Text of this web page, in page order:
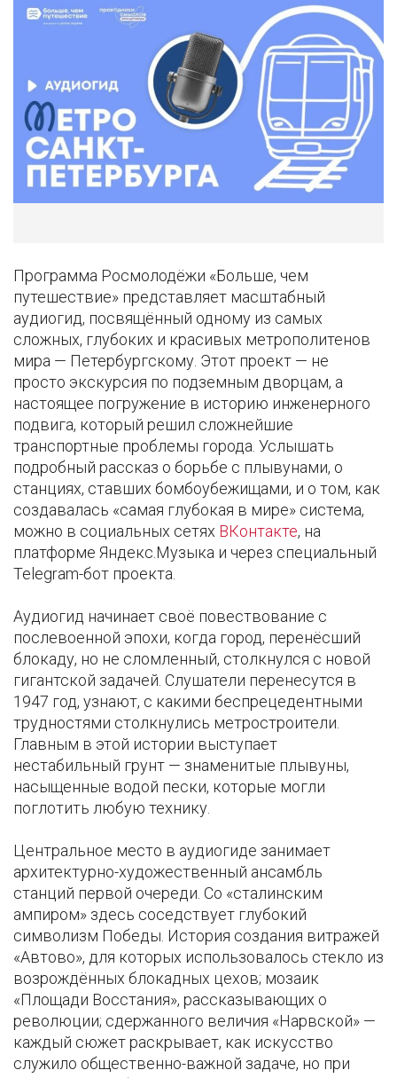
Программа Росмолодёжи «Больше, чем
путешествие» представляет масштабный
аудиогид, посвящённый одному из самых
сложных, глубоких и красивых метрополитенов
мира — Петербургскому. Этот проект — не
просто экскурсия по подземным дворцам, а
настоящее погружение в историю инженерного
подвига, который решил сложнейшие
транспортные проблемы города. Услышать
подробный рассказ о борьбе с плывунами, о
станциях, ставших бомбоубежищами, и о том, как
создавалась «самая глубокая в мире» система,
можно в социальных сетях ВКонтакте, на
платформе Яндекс.Музыка и через специальный
Telegram-бот проекта.
Аудиогид начинает своё повествование с
послевоенной эпохи, когда город, перенёсший
блокаду, но не сломленный, столкнулся с новой
гигантской задачей. Слушатели перенесутся в
1947 год, узнают, с какими беспрецедентными
трудностями столкнулись метростроители.
Главным в этой истории выступает
нестабильный грунт — знаменитые плывуны,
насыщенные водой пески, которые могли
поглотить любую технику.
Центральное место в аудиогиде занимает
архитектурно-художественный ансамбль
станций первой очереди. Со «сталинским
ампиром» здесь соседствует глубокий
символизм Победы. История создания витражей
«Автово», для которых использовалось стекло из
возрождённых блокадных цехов; мозаик
«Площади Восстания», рассказывающих о
революции; сдержанного величия «Нарвской» —
каждый сюжет раскрывает, как искусство
служило общественно-важной задаче, но при